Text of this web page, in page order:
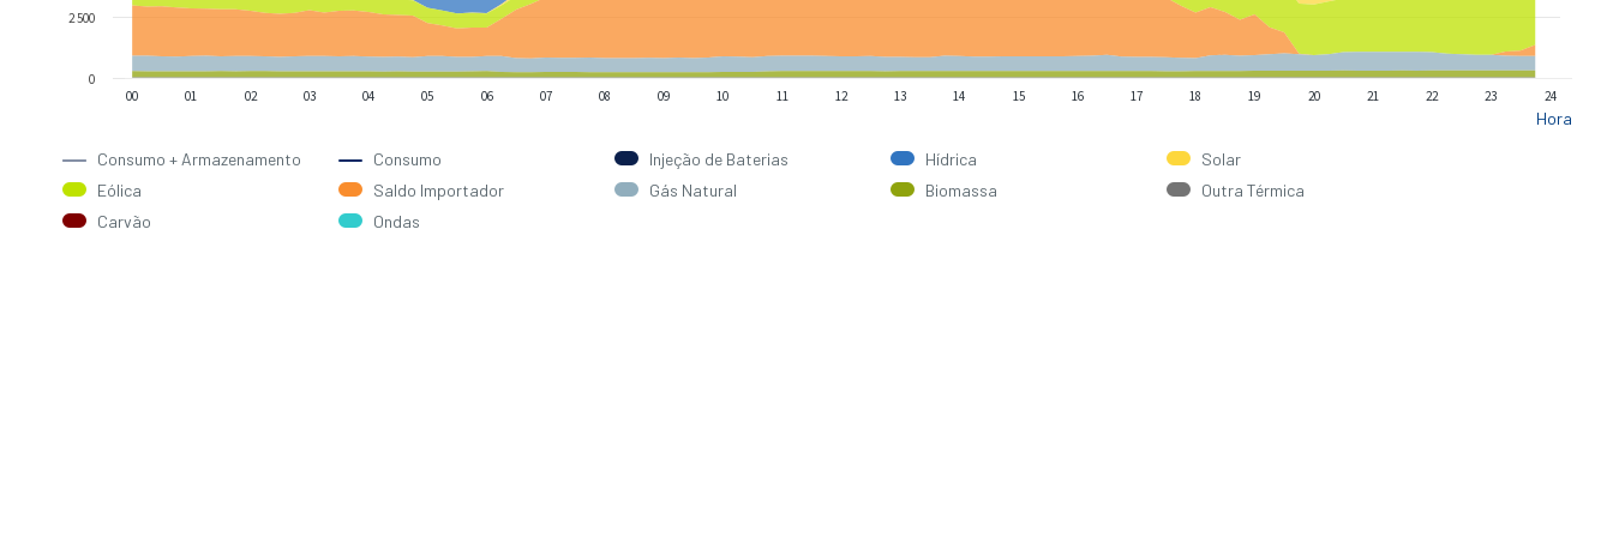
Hora
00 01 02 03 04 05 06 07 08 09 10 11 12 13 14 15 16 17 18 19 20 21 22 23 24
0
2 500
Consumo + Armazenamento Consumo Injeção de Baterias Hídrica
Solar
Eólica
Saldo Importador Gás Natural Biomassa
Outra Térmica
Carvão
Ondas